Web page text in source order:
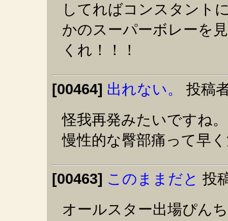
してればコンスタント
かのスーパーボレーを
くれ！！！
[00464] 出れない。
投稿
怪我再発みたいですね。
慢性的な臀部痛って早
[00463] このままだと 投
オールスター出場ぴん